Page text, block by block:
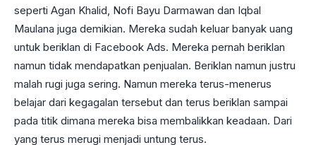
seperti Agan Khalid, Nofi Bayu Darmawan dan Iqbal
Maulana juga demikian. Mereka sudah keluar banyak uang
untuk beriklan di Facebook Ads. Mereka pernah beriklan
namun tidak mendapatkan penjualan. Beriklan namun justru
malah rugi juga sering. Namun mereka terus-menerus
belajar dari kegagalan tersebut dan terus beriklan sampai
pada titik dimana mereka bisa membalikkan keadaan. Dari
yang terus merugi menjadi untung terus.